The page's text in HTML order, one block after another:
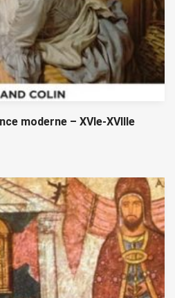
moderne – XVIe-XVIIIe